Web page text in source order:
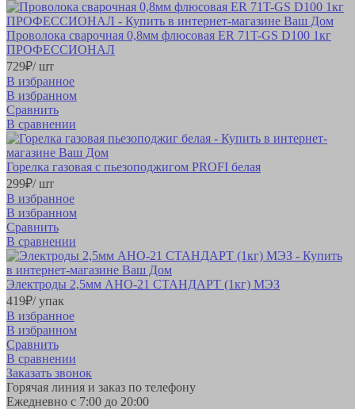
Проволока сварочная 0,8мм флюсовая ER 71T-GS D100 1кг
ПРОФЕССИОНАЛ
729₽/ шт
В избранное
В избранном
Сравнить
В сравнении
Горелка газовая с пьезоподжигом PROFI белая
299₽/ шт
В избранное
В избранном
Сравнить
В сравнении
Электроды 2,5мм АНО-21 СТАНДАРТ (1кг) МЭЗ
419₽/ упак
В избранное
В избранном
Сравнить
В сравнении
Заказать звонок
Горячая линия и заказ по телефону
Ежедневно с 7:00 до 20:00